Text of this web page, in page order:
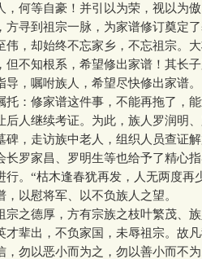
何等自豪！并引以为荣，视以为
寻到祖宗一脉，为家谱修订奠定了
，却始终不忘家乡，不忘祖宗。大
不知根系，希望修出家谱！其长
，嘱咐族人，希望尽快修出家谱。
：修家谱这件事，不能再拖了，能
人继续考证。为此，族人罗润明、
碑，走访族中老人，组织人员查证
罗家昌、罗明生等也给予了精心
。“枯木逢春犹再发，人无两度再
以慰将军、以不负族人之望。
德厚，方有宗族之枝叶繁茂、族
辈出，不负家国，未辱祖宗。故
勿以恶小而为之，勿以善小而不为